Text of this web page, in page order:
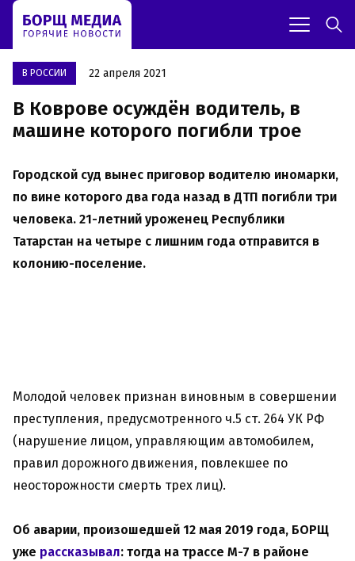
В РОССИИ 22 апреля 2021
В Коврове осуждён водитель, в
машине которого погибли трое
Городской суд вынес приговор водителю иномарки,
по вине которого два года назад в ДТП погибли три
человека. 21-летний уроженец Республики
Татарстан на четыре с лишним года отправится в
колонию-поселение.
Молодой человек признан виновным в совершении
преступления, предусмотренного ч.5 ст. 264 УК РФ
(нарушение лицом, управляющим автомобилем,
правил дорожного движения, повлекшее по
неосторожности смерть трех лиц).
Об аварии, произошедшей 12 мая 2019 года, БОРЩ
уже рассказывал: тогда на трассе М-7 в районе